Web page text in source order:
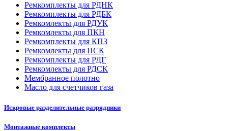
Ремкомплекты для РДНК
Ремкомплекты для РДБК
Ремкомлекты для РДУК
Ремкомлекты для ПКН
Ремкомплекты для КПЗ
Ремкомлекты для ПСК
Ремкомплекты для РДГ
Ремкомлекты для РДСК
Мембранное полотно
Масло для счетчиков газа
Искровые разделительные разрядники
Монтажные комплекты